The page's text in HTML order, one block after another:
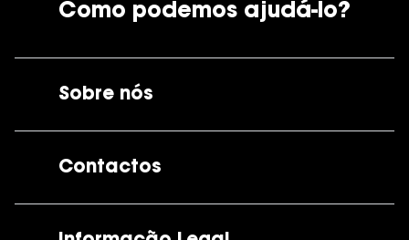
Como podemos ajudá-lo?
Sobre nós
Contactos